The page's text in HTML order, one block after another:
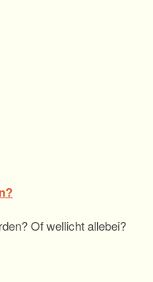
Of wellicht allebei?